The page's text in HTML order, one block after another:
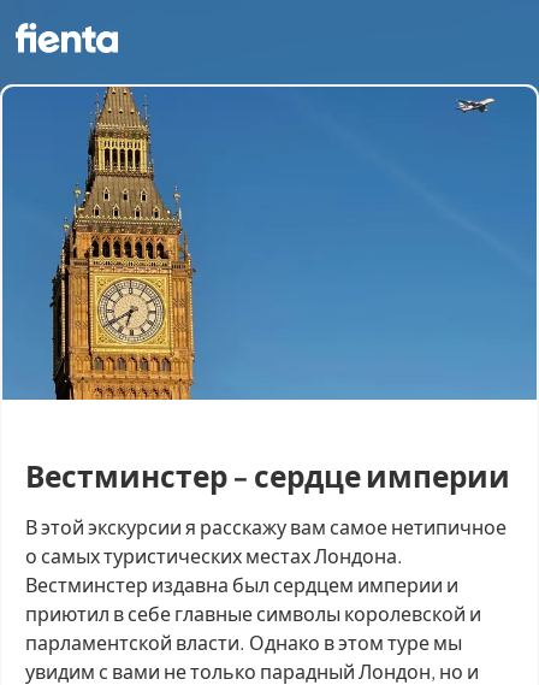
Вестминстер - сердце империи
В этой экскурсии я расскажу вам самое нетипичное
о самых туристических местах Лондона.
Вестминстер издавна был сердцем империи и
приютил в себе главные символы королевской и
парламентской власти. Однако в этом туре мы
увидим с вами не только парадный Лондон, но и